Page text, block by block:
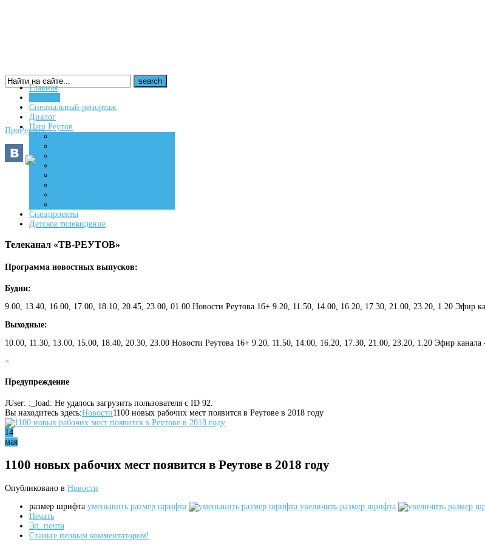
16+
ПроРеутов
Главная
Специальный репортаж
Диалог
Наш Реутов
Спецпроекты
Детское телевидение
Телеканал «ТВ-РЕУТОВ»
Программа новостных выпусков:
Будни:
9.00, 13.40, 16.00, 17.00, 18.10, 20.45, 23.00, 01.00 Новости Реутова 16+ 9.20, 11.50, 14.00, 16.20, 17.30, 21.00, 23.20, 1.20 Эфир
Выходные:
10.00, 11.30, 13.00, 15.00, 18.40, 20.30, 23.00 Новости Реутова 16+ 9.20, 11.50, 14.00, 16.20, 17.30, 21.00, 23.20, 1.20 Эфир канала
×
Предупреждение
JUser: :_load: Не удалось загрузить пользователя с ID 92.
Вы находитесь здесь:Новости1100 новых рабочих мест появится в Реутове в 2018 году
14
мая
1100 новых рабочих мест появится в Реутове в 2018 году
Опубликовано в Новости
размер шрифта уменьшить размер шрифта
увеличить размер шрифта
Печать
Эл. почта
Станьте первым комментатором!